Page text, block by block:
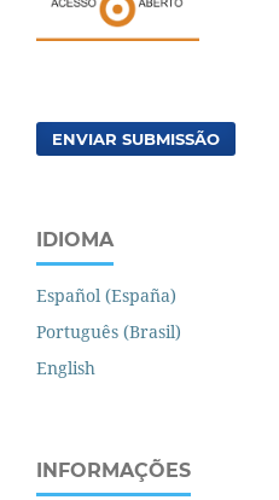
ENVIAR SUBMISSÃO
IDIOMA
Español (España)
Português (Brasil)
English
INFORMAÇÕES